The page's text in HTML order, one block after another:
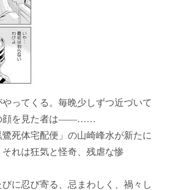
ってくる。毎晩少しずつ近づいて
顔を見た者は――……
死体宅配便」の山崎峰水が新たに
れは狂気と怪奇、残虐な惨
に忍び寄る、忌まわしく、禍々し